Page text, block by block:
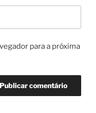
para a próxima